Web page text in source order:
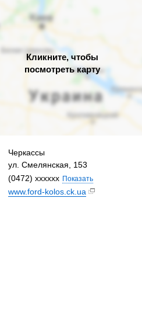
Кликните, чтобы
посмотреть карту
Черкассы
ул. Смелянская, 153
(0472) xxxxxx Показать
www.ford-kolos.ck.ua